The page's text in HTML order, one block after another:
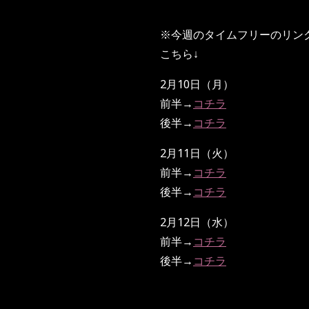
※今週のタイムフリーのリン
こちら↓
2月10日（月）
前半→ コチラ
後半→ コチラ
2月11日（火）
前半→ コチラ
後半→ コチラ
2月12日（水）
前半→ コチラ
後半→ コチラ